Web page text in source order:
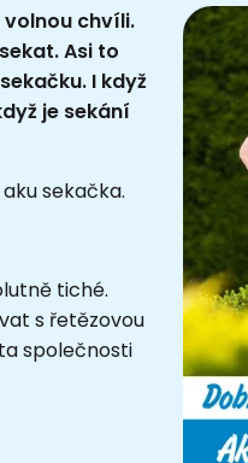
chvíli.
Asi to
I když
je sekání
sekačka.
tiché.
s řetězovou
společnosti